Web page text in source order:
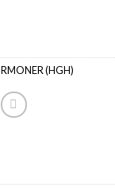
(HGH)